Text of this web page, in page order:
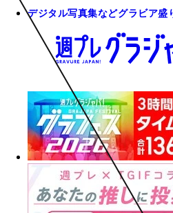
デジタル写真集などグラビア盛